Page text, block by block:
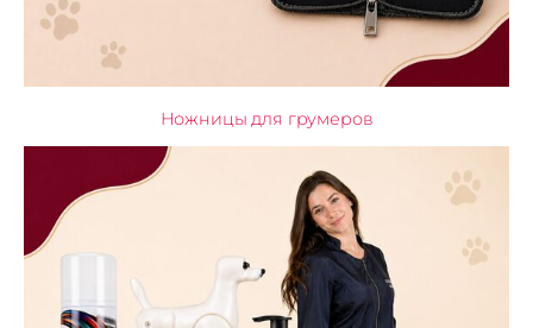
Ножницы для грумеров